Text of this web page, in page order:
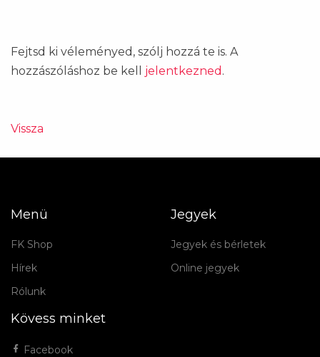
Fejtsd ki véleményed, szólj hozzá te is. A
hozzászóláshoz be kell jelentkezned .
Vissza
Menü
FK Shop
Hírek
Rólunk
Jegyek
Jegyek és bérletek
Online jegyek
Kövess minket
Facebook